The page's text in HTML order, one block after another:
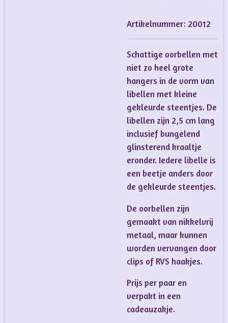
Artikelnummer: 20012
Schattige oorbellen met
niet zo heel grote
hangers in de vorm van
libellen met kleine
gekleurde steentjes. De
libellen zijn 2,5 cm lang
inclusief bungelend
glinsterend kraaltje
eronder. Iedere libelle is
een beetje anders door
de gekleurde steentjes.
De oorbellen zijn
gemaakt van nikkelvrij
metaal, maar kunnen
worden vervangen door
clips of RVS haakjes.
Prijs per paar en
verpakt in een
cadeauzakje.